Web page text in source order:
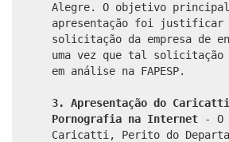
Alegre. O objetivo
apresentação foi justificar
solicitação da empresa de
uma vez que tal solicitação
em análise na FAPESP.
3. Apresentação do
Pornografia na Internet - O
Caricatti, Perito do